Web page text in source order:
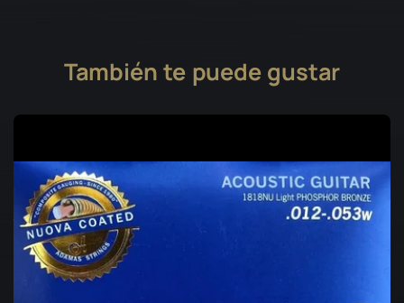
También te puede gustar